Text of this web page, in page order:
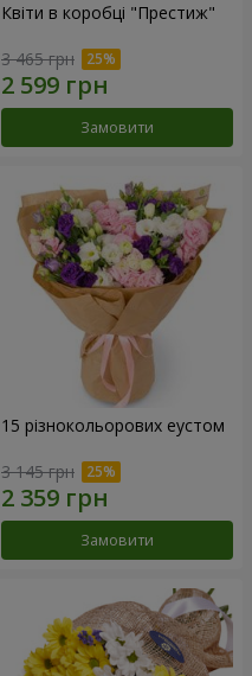
Квіти в коробці "Престиж"
3 465 грн
Замовити
15 різнокольорових еустом
3 145 грн
Замовити